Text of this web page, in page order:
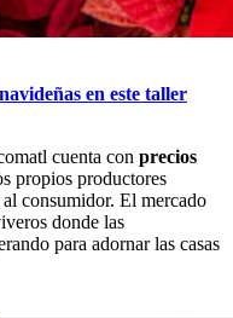
en este taller
cuenta con precios
propios productores
consumidor. El mercado
donde las
para adornar las casas